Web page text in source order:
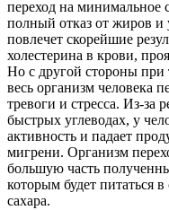
переход на минимальное
полный отказ от жиров и
повлечет скорейшие
холестерина в крови,
Но с другой стороны при
весь организм человека
тревоги и стресса. Из-за
быстрых углеводах, у
активность и падает
мигрени. Организм
большую часть
которым будет питаться в
сахара.